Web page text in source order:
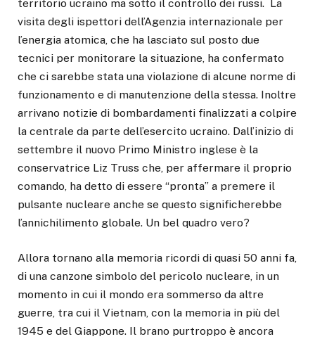
territorio ucraino ma sotto il controllo dei russi. La
visita degli ispettori dell’Agenzia internazionale per
l’energia atomica, che ha lasciato sul posto due
tecnici per monitorare la situazione, ha confermato
che ci sarebbe stata una violazione di alcune norme di
funzionamento e di manutenzione della stessa. Inoltre
arrivano notizie di bombardamenti finalizzati a colpire
la centrale da parte dell’esercito ucraino. Dall’inizio di
settembre il nuovo Primo Ministro inglese è la
conservatrice Liz Truss che, per affermare il proprio
comando, ha detto di essere “pronta” a premere il
pulsante nucleare anche se questo significherebbe
l’annichilimento globale. Un bel quadro vero?
Allora tornano alla memoria ricordi di quasi 50 anni fa,
di una canzone simbolo del pericolo nucleare, in un
momento in cui il mondo era sommerso da altre
guerre, tra cui il Vietnam, con la memoria in più del
1945 e del Giappone. Il brano purtroppo è ancora